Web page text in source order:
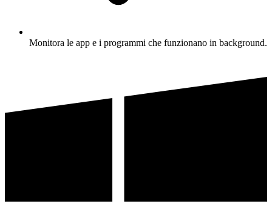
Monitora le app e i programmi che funzionano in background.